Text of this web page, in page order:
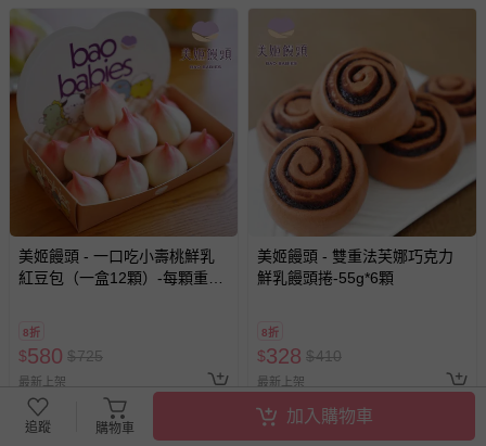
美姬饅頭 - 一口吃小壽桃鮮乳
紅豆包（一盒12顆）-每顆重量
8折
$580 $725
最新上架
美姬饅頭 - 雙重法芙娜巧克力
鮮乳饅頭捲-55g*6顆
8折
$328 $410
最新上架
追蹤 購物車
加入購物車